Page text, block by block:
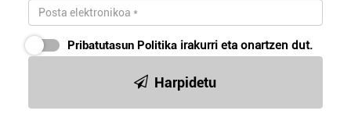
Pribatutasun Politika irakurri eta onartzen dut.
Harpidetu